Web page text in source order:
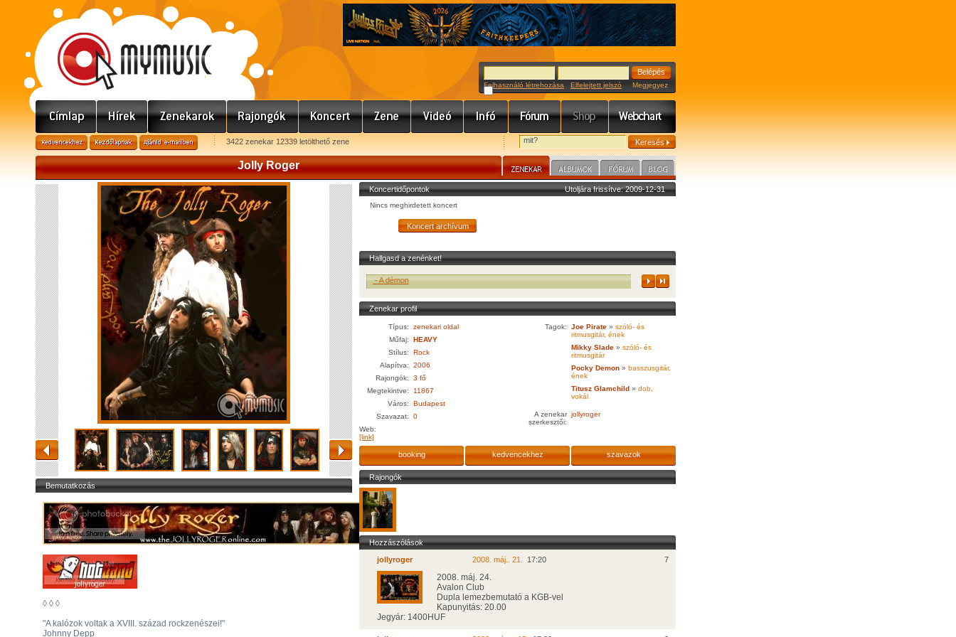
Felhasználó létrehozása Elfelejtett jelszó Megjegyez
3422 zenekar 12339 letölthető zene
Jolly Roger
Bemutatkozás
◊ ◊ ◊
"A kalózok voltak a XVIII. század rockzenészei!"
Johnny Depp
Utoljára frissítve: 2009-12-31
Koncertidőpontok
Nincs meghirdetett koncert
Hallgasd a zenénket!
Jolly Roger - A démon
Zenekar profil
Típus:
zenekari oldal
Műfaj:
HEAVY
Stílus:
Rock
Alapítva:
2006
Rajongók:
3 fő
Megtekintve:
11867
Város:
Budapest
Szavazat:
0
Web:
[link]
Tagok: Joe Pirate » szóló- és
ritmusgitár, ének
Mikky Slade » szóló- és
ritmusgitár
Pocky Demon » basszusgitár,
ének
Titusz Glamchild » dob,
vokál
A zenekar
szerkesztői:
jollyroger
booking kedvencekhez szavazok
Rajongók
Hozzászólások
jollyroger
2008. máj.. 21. 17:20 7
2008. máj. 24.
Avalon Club
Dupla lemezbemutató a KGB-vel
Kapunyitás: 20.00
Jegyár: 1400HUF